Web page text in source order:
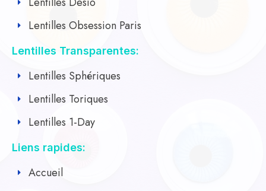
Lentilles Obsession Paris
Lentilles Transparentes:
Lentilles Sphériques
Lentilles Toriques
Lentilles 1-Day
Liens rapides:
Accueil